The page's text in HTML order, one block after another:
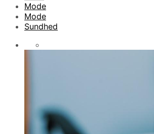
Mode
Mode
Sundhed